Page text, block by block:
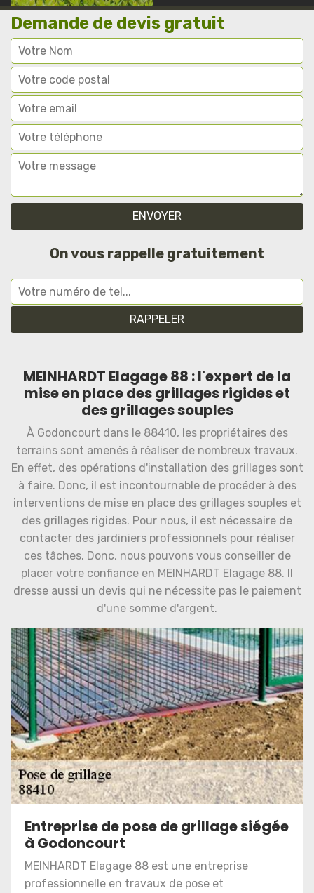
Demande de devis gratuit
On vous rappelle gratuitement
MEINHARDT Elagage 88 : l'expert de la
mise en place des grillages rigides et
des grillages souples
À Godoncourt dans le 88410, les propriétaires des
terrains sont amenés à réaliser de nombreux travaux.
En effet, des opérations d'installation des grillages sont
à faire. Donc, il est incontournable de procéder à des
interventions de mise en place des grillages souples et
des grillages rigides. Pour nous, il est nécessaire de
contacter des jardiniers professionnels pour réaliser
ces tâches. Donc, nous pouvons vous conseiller de
placer votre confiance en MEINHARDT Elagage 88. Il
dresse aussi un devis qui ne nécessite pas le paiement
d'une somme d'argent.
Entreprise de pose de grillage siégée
à Godoncourt
MEINHARDT Elagage 88 est une entreprise
professionnelle en travaux de pose et